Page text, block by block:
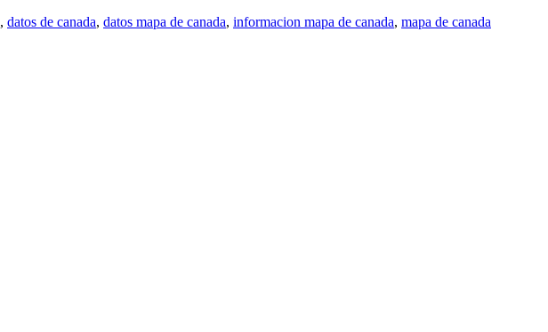
, datos de canada, datos mapa de canada, informacion mapa de canada, mapa de canada